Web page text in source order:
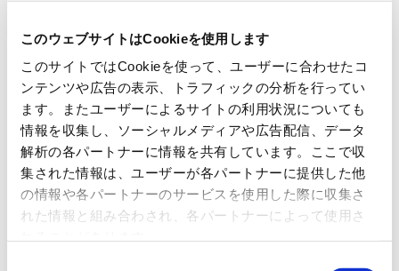
このウェブサイトはCookieを使用します
このサイトではCookieを使って、ユーザーに合わせたコ
ンテンツや広告の表示、トラフィックの分析を行ってい
ます。またユーザーによるサイトの利用状況についても
情報を収集し、ソーシャルメディアや広告配信、データ
解析の各パートナーに情報を共有しています。ここで収
集された情報は、ユーザーが各パートナーに提供した他
の情報や各パートナーのサービスを使用した際に収集さ
れた情報と組み合わされ、各パートナーによって使用さ
メディア掲載・放送
電通プロモーションプラスの公式メディア「BAE」
に、当社執行役員 スマートアグリ事業部長（株式会
社ファームシップ 代表取締役） 新田貴正が「生産か
ら流通までを一元化する、農業DXの今」というテー
マで取材を受けました。
▶ 掲載記事はこちら
「データドリブンで儲かる次世代型』へ。植物工